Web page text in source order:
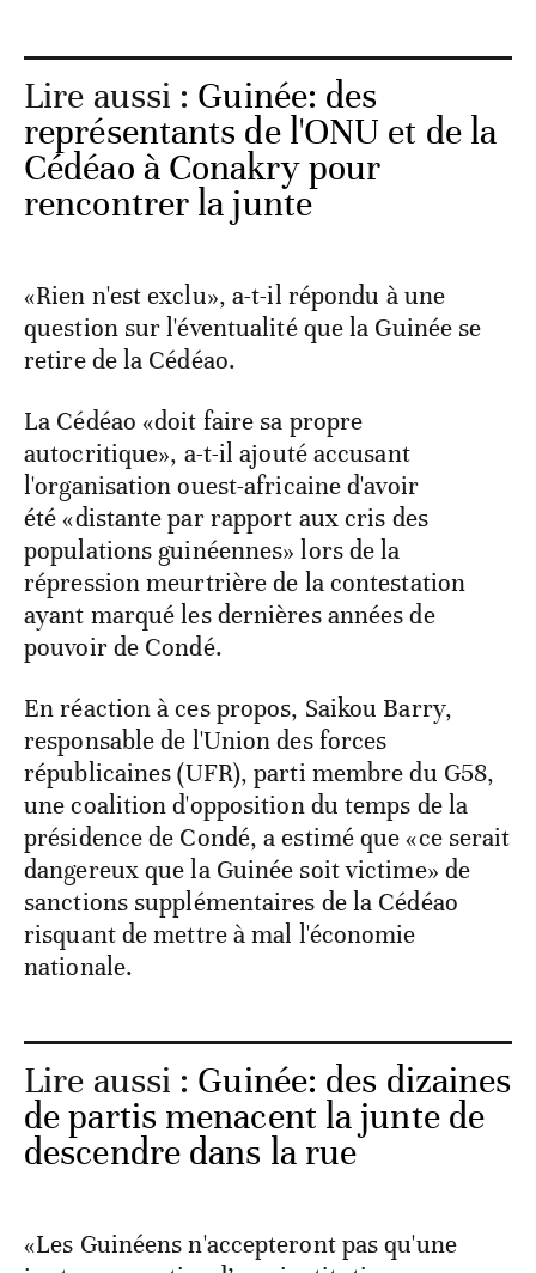
Lire aussi : Guinée: des
représentants de l'ONU et de la
Cédéao à Conakry pour
rencontrer la junte
«Rien n'est exclu», a-t-il répondu à une
question sur l'éventualité que la Guinée se
retire de la Cédéao.
La Cédéao «doit faire sa propre
autocritique», a-t-il ajouté accusant
l'organisation ouest-africaine d'avoir
été «distante par rapport aux cris des
populations guinéennes» lors de la
répression meurtrière de la contestation
ayant marqué les dernières années de
pouvoir de Condé.
En réaction à ces propos, Saikou Barry,
responsable de l'Union des forces
républicaines (UFR), parti membre du G58,
une coalition d'opposition du temps de la
présidence de Condé, a estimé que «ce serait
dangereux que la Guinée soit victime» de
sanctions supplémentaires de la Cédéao
risquant de mettre à mal l'économie
nationale.
Lire aussi : Guinée: des dizaines
de partis menacent la junte de
descendre dans la rue
«Les Guinéens n'accepteront pas qu'une